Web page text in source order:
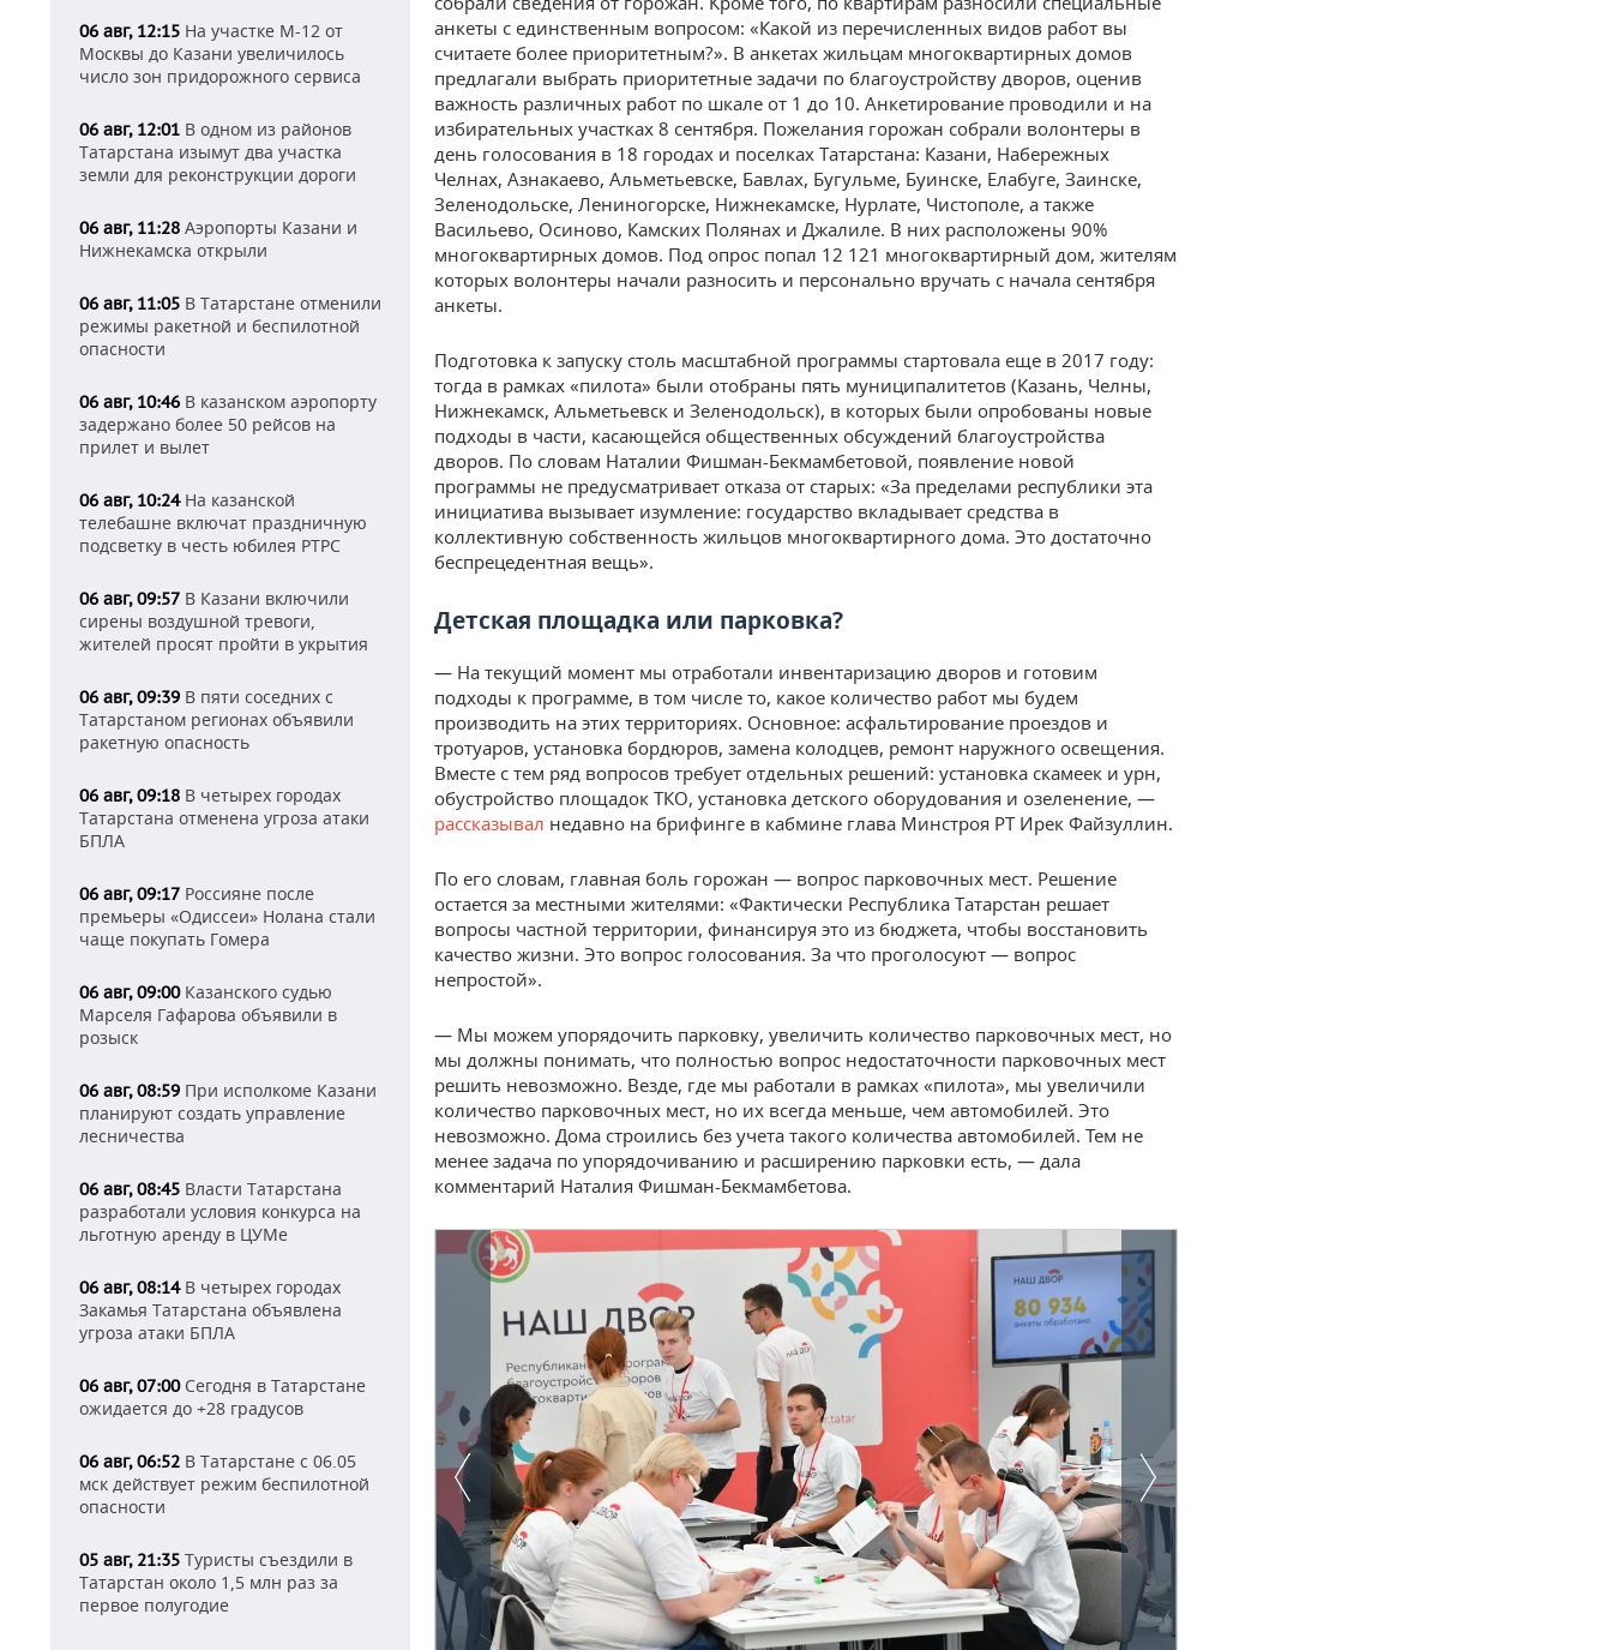
06 авг, 12:15 На участке М-12 от
Москвы до Казани увеличилось
число зон придорожного сервиса
06 авг, 12:01 В одном из районов
Татарстана изымут два участка
земли для реконструкции дороги
06 авг, 11:28 Аэропорты Казани и
Нижнекамска открыли
06 авг, 11:05 В Татарстане отменили
режимы ракетной и беспилотной
опасности
06 авг, 10:46 В казанском аэропорту
задержано более 50 рейсов на
прилет и вылет
06 авг, 10:24На казанской
телебашне включат праздничную
подсветку в честь юбилея РТРС
06 авг, 09:57 В Казани включили
сирены воздушной тревоги,
жителей просят пройти в укрытия
06 авг, 09:39 В пяти соседних с
Татарстаном регионах объявили
ракетную опасность
06 авг, 09:18 В четырех городах
Татарстана отменена угроза атаки
БПЛА
06 авг, 09:17 Россияне после
премьеры «Одиссеи» Нолана стали
чаще покупать Гомера
06 авг, 09:00Казанского судью
Марселя Гафарова объявили в
розыск
06 авг, 08:59 При исполкоме Казани
планируют создать управление
лесничества
06 авг, 08:45 Власти Татарстана
разработали условия конкурса на
льготную аренду в ЦУМе
06 авг, 08:14В четырех городах
Закамья Татарстана объявлена
угроза атаки БПЛА
06 авг, 07:00Сегодня в Татарстане
ожидается до +28 градусов
06 авг, 06:52 В Татарстане с 06.05
мск действует режим беспилотной
опасности
05 авг, 21:35 Туристы съездили в
Татарстан около 1,5 млн раз за
первое полугодие
анкеты с единственным вопросом: «Какой из перечисленных видов работ вы
считаете более приоритетным?». В анкетах жильцам многоквартирных домов
предлагали выбрать приоритетные задачи по благоустройству дворов, оценив
важность различных работ по шкале от 1 до 10. Анкетирование проводили и на
избирательных участках 8 сентября. Пожелания горожан собрали волонтеры в
день голосования в 18 городах и поселках Татарстана: Казани, Набережных
Челнах, Азнакаево, Альметьевске, Бавлах, Бугульме, Буинске, Елабуге, Заинске,
Зеленодольске, Лениногорске, Нижнекамске, Нурлате, Чистополе, а также
Васильево, Осиново, Камских Полянах и Джалиле. В них расположены 90%
многоквартирных домов. Под опрос попал 12 121 многоквартирный дом, жителям
которых волонтеры начали разносить и персонально вручать с начала сентября
анкеты.
Подготовка к запуску столь масштабной программы стартовала еще в 2017 году:
тогда в рамках «пилота» были отобраны пять муниципалитетов (Казань, Челны,
Нижнекамск, Альметьевск и Зеленодольск), в которых были опробованы новые
подходы в части, касающейся общественных обсуждений благоустройства
дворов. По словам Наталии Фишман-Бекмамбетовой, появление новой
программы не предусматривает отказа от старых: «За пределами республики эта
инициатива вызывает изумление: государство вкладывает средства в
коллективную собственность жильцов многоквартирного дома. Это достаточно
беспрецедентная вещь».
Детская площадка или парковка?
— На текущий момент мы отработали инвентаризацию дворов и готовим
подходы к программе, в том числе то, какое количество работ мы будем
производить на этих территориях. Основное: асфальтирование проездов и
тротуаров, установка бордюров, замена колодцев, ремонт наружного освещения.
Вместе с тем ряд вопросов требует отдельных решений: установка скамеек и урн,
обустройство площадок ТКО, установка детского оборудования и озеленение, —
рассказывал недавно на брифинге в кабмине глава Минстроя РТ Ирек Файзуллин.
По его словам, главная боль горожан — вопрос парковочных мест. Решение
остается за местными жителями: «Фактически Республика Татарстан решает
вопросы частной территории, финансируя это из бюджета, чтобы восстановить
качество жизни. Это вопрос голосования. За что проголосуют — вопрос
непростой».
— Мы можем упорядочить парковку, увеличить количество парковочных мест, но
мы должны понимать, что полностью вопрос недостаточности парковочных мест
решить невозможно. Везде, где мы работали в рамках «пилота», мы увеличили
количество парковочных мест, но их всегда меньше, чем автомобилей. Это
невозможно. Дома строились без учета такого количества автомобилей. Тем не
менее задача по упорядочиванию и расширению парковки есть, — дала
комментарий Наталия Фишман-Бекмамбетова.